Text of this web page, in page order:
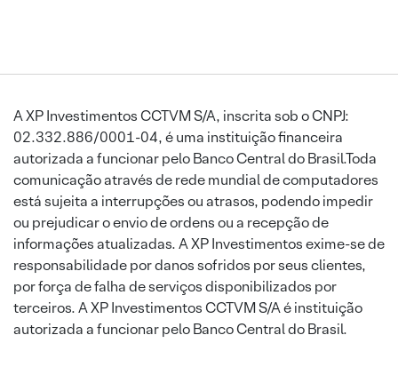
A XP Investimentos CCTVM S/A, inscrita sob o CNPJ:
02.332.886/0001-04, é uma instituição financeira
autorizada a funcionar pelo Banco Central do Brasil.Toda
comunicação através de rede mundial de computadores
está sujeita a interrupções ou atrasos, podendo impedir
ou prejudicar o envio de ordens ou a recepção de
informações atualizadas. A XP Investimentos exime-se de
responsabilidade por danos sofridos por seus clientes,
por força de falha de serviços disponibilizados por
terceiros. A XP Investimentos CCTVM S/A é instituição
autorizada a funcionar pelo Banco Central do Brasil.